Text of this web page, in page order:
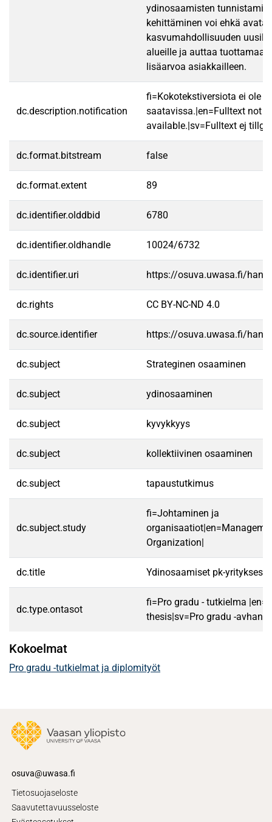
ydinosaamisten
kehittäminen voi ehkä avata
kasvumahdollisuuden
alueille ja auttaa
lisäarvoa asiakkailleen.
dc.description.notification
fi=Kokotekstiversiota ei ole
saatavissa.|en=Fulltext not
available.|sv=Fulltext ej
dc.format.bitstream false
dc.format.extent 89
dc.identifier.olddbid 6780
dc.identifier.oldhandle 10024/6732
dc.identifier.uri https://osuva.uwasa.fi/
dc.rights CC BY-NC-ND 4.0
dc.source.identifier https://osuva.uwasa.fi/
dc.subject Strateginen osaaminen
dc.subject ydinosaaminen
dc.subject kyvykkyys
dc.subject kollektiivinen osaaminen
dc.subject tapaustutkimus
dc.subject.study
fi=Johtaminen ja
Organization|
dc.title Ydinosaamiset pk-
dc.type.ontasot
fi=Pro gradu - tutkielma
thesis|sv=Pro gradu -
Kokoelmat
Pro gradu -tutkielmat ja diplomityöt
osuva@uwasa.fi
Tietosuojaseloste
Saavutettavuusseloste